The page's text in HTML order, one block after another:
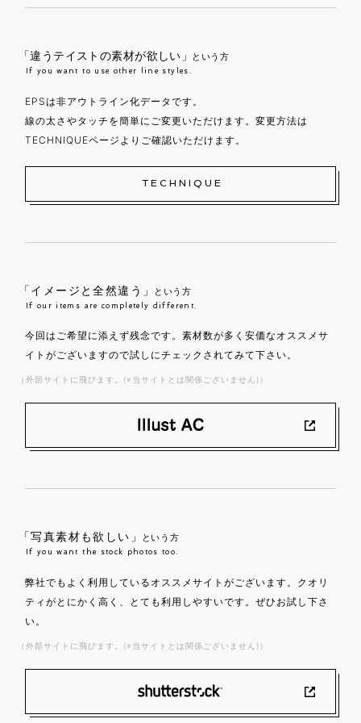
「違うテイストの素材が欲しい」 という方
If you want to use other line styles.
EPSは非アウトライン化データです。
線の太さやタッチを簡単にご変更いただけます。変更方法は
TECHNIQUEページよりご確認いただけます。
TECHNIQUE
「イメージと全然違う」 という方
If our items are completely different.
今回はご希望に添えず残念です。素材数が多く安価なオススメサ
イトがございますので試しにチェックされてみて下さい。
（外部サイトに飛びます。(※当サイトとは関係ございません)）
「写真素材も欲しい」 という方
If you want the stock photos too.
弊社でもよく利用しているオススメサイトがございます。クオリ
ティがとにかく高く、とても利用しやすいです。ぜひお試し下さ
い。
（外部サイトに飛びます。(※当サイトとは関係ございません)）